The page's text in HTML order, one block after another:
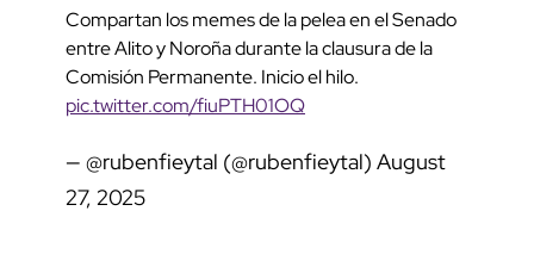
Compartan los memes de la pelea en el Senado
entre Alito y Noroña durante la clausura de la
Comisión Permanente. Inicio el hilo.
pic.twitter.com/fiuPTH01OQ
— @rubenfieytal (@rubenfieytal) August
27, 2025